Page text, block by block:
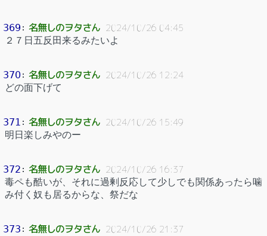
369 ： 名無しのヲタさん 2024/10/26 04:45
２７日五反田来るみたいよ
370： 名無しのヲタさん 2024/10/26 12:24
どの面下げて
371 ： 名無しのヲタさん 2024/10/26 15:49
明日楽しみやのー
372 ： 名無しのヲタさん 2024/10/26 16:37
毒ペも酷いが、それに過剰反応して少しでも関係あったら噛
み付く奴も居るからな、祭だな
373 ： 名無しのヲタさん 2024/10/26 21:37